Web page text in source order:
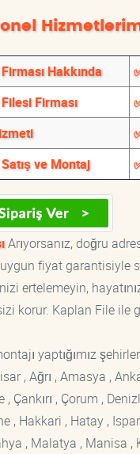
Hakkında
Firması
ve Montaj
Arıyorsanız, doğru
fiyat garantisiyle
ertelemeyin,
korur. Kaplan File ile
yaptığımız
, Ağrı , Amasya ,
Çankırı , Çorum ,
, Hakkari , Hatay ,
, Malatya , Manisa